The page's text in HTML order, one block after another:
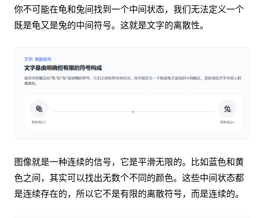
你不可能在龟和兔间找到一个中间状态，我们无法定义一个
既是龟又是兔的中间符号。这就是文字的离散性。
图像就是一种连续的信号，它是平滑无限的。比如蓝色和黄
色之间，其实可以找出无数个不同的颜色。这些中间状态都
是连续存在的，所以它不是有限的离散符号，而是连续的。